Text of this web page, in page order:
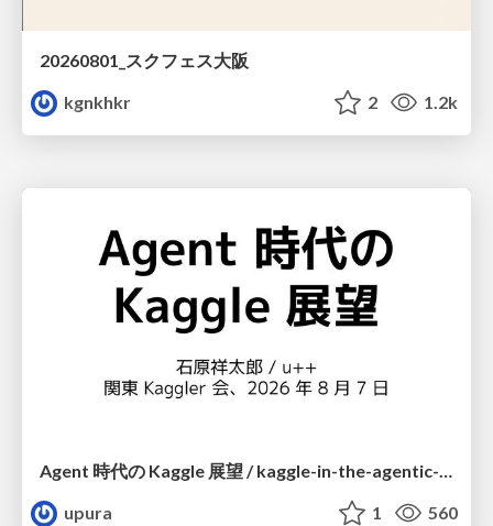
20260801_スクフェス大阪
kgnkhkr
2 1.2k
upura
1 560